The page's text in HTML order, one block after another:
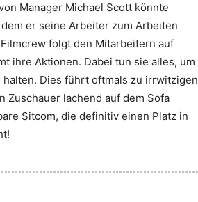
Manager Michael Scott könnte
er seine Arbeiter zum Arbeiten
folgt den Mitarbeitern auf
ihre Aktionen. Dabei tun sie alles, um
halten. Dies führt oftmals zu irrwitzigen
Zuschauer lachend auf dem Sofa
Sitcom, die definitiv einen Platz in